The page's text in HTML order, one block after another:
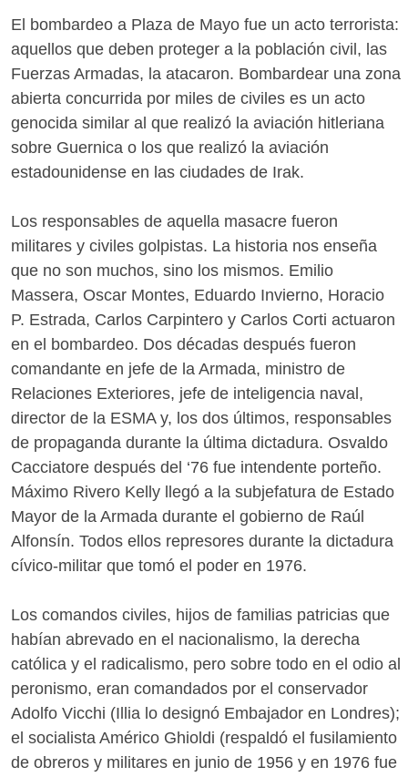
El bombardeo a Plaza de Mayo fue un acto terrorista:
aquellos que deben proteger a la población civil, las
Fuerzas Armadas, la atacaron. Bombardear una zona
abierta concurrida por miles de civiles es un acto
genocida similar al que realizó la aviación hitleriana
sobre Guernica o los que realizó la aviación
estadounidense en las ciudades de Irak.
Los responsables de aquella masacre fueron
militares y civiles golpistas. La historia nos enseña
que no son muchos, sino los mismos. Emilio
Massera, Oscar Montes, Eduardo Invierno, Horacio
P. Estrada, Carlos Carpintero y Carlos Corti actuaron
en el bombardeo. Dos décadas después fueron
comandante en jefe de la Armada, ministro de
Relaciones Exteriores, jefe de inteligencia naval,
director de la ESMA y, los dos últimos, responsables
de propaganda durante la última dictadura. Osvaldo
Cacciatore después del ‘76 fue intendente porteño.
Máximo Rivero Kelly llegó a la subjefatura de Estado
Mayor de la Armada durante el gobierno de Raúl
Alfonsín. Todos ellos represores durante la dictadura
cívico-militar que tomó el poder en 1976.
Los comandos civiles, hijos de familias patricias que
habían abrevado en el nacionalismo, la derecha
católica y el radicalismo, pero sobre todo en el odio al
peronismo, eran comandados por el conservador
Adolfo Vicchi (Illia lo designó Embajador en Londres);
el socialista Américo Ghioldi (respaldó el fusilamiento
de obreros y militares en junio de 1956 y en 1976 fue